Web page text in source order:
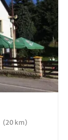
(20 km)